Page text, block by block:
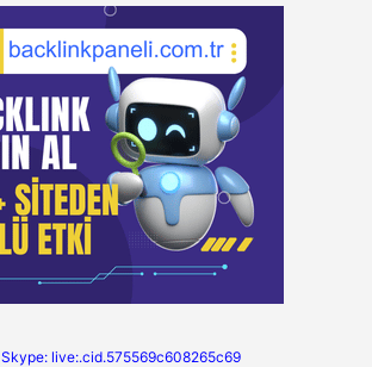
Skype: live:.cid.575569c608265c69